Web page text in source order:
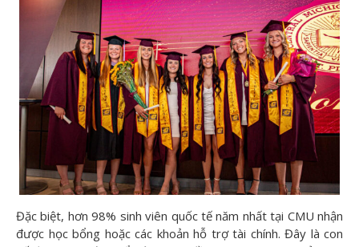
Đặc biệt, hơn 98% sinh viên quốc tế năm nhất tại CMU nhận
được học bổng hoặc các khoản hỗ trợ tài chính. Đây là con